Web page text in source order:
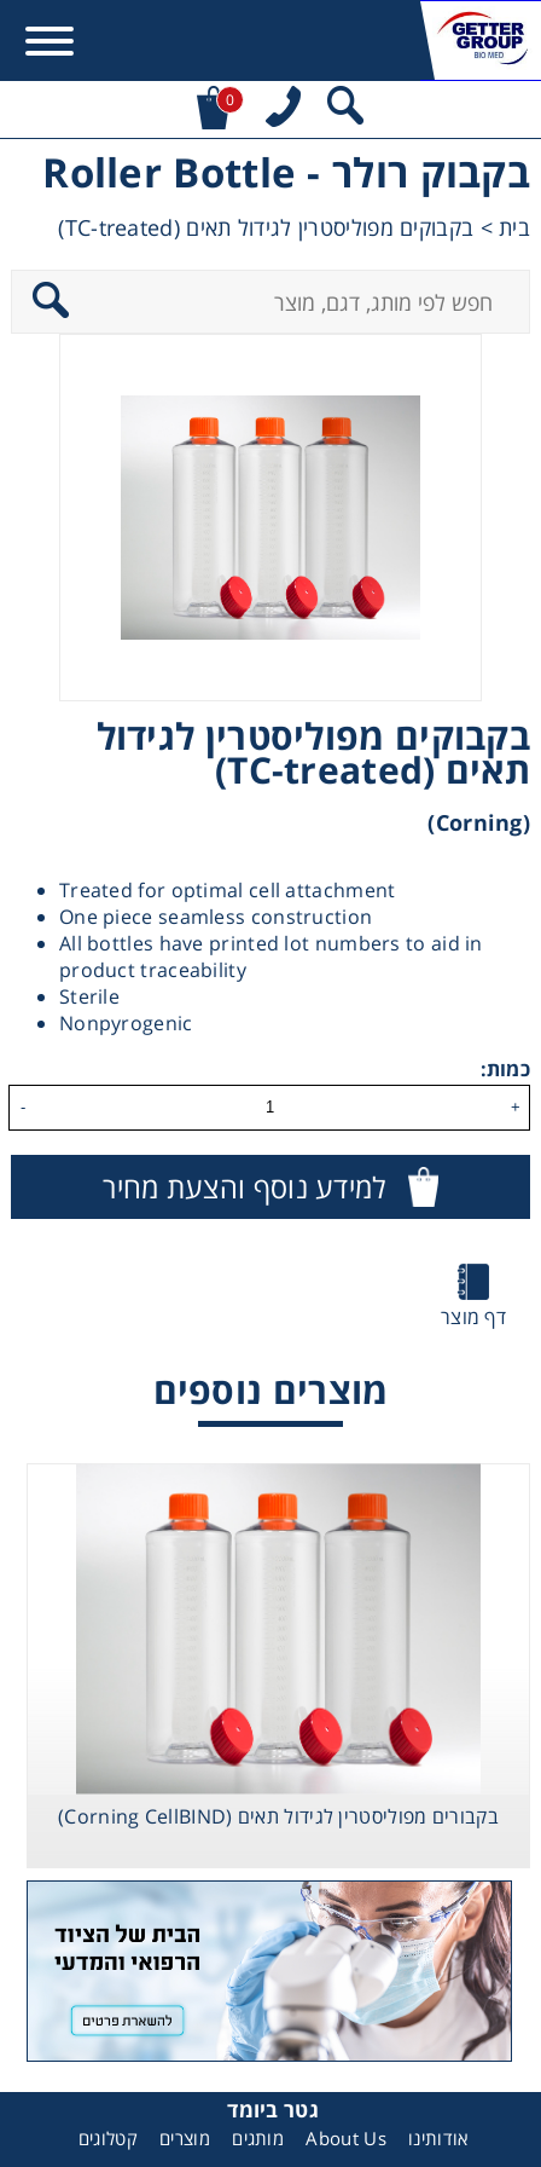
0
בקבוק רולר - Roller Bottle
בית> בקבוקים מפוליסטרין לגידול תאים (TC-treated)
בקבוקים מפוליסטרין לגידול
תאים (TC-treated)
(Corning)
Treated for optimal cell attachment
One piece seamless construction
All bottles have printed lot numbers to aid in
product traceability
Sterile
Nonpyrogenic
כמות:
+
-
למידע נוסף והצעת מחיר
דף מוצר
מוצרים נוספים
בקבורים מפוליסטרין לגידול תאים (Corning CellBIND)
גטר ביומד
אודותינו About Us מותגים מוצרים קטלוגים
(Corning
CellBIND)
Error:Contact form not found.
Centrifuges
Concentration
Instrumentation
Microscopy
Pumps
Shaking & Stirring
Thermometry
Washing
Chromatography
Lab Essentials
Filtration
Liquid Handling
Plasticware
Chemicals